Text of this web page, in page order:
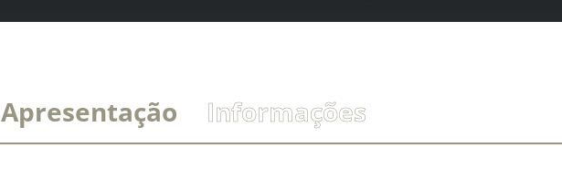
Apresentação Informações